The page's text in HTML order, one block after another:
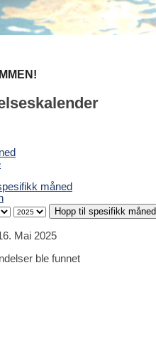
måned
Hopp til spesifikk måned
Mai 2025
ble funnet